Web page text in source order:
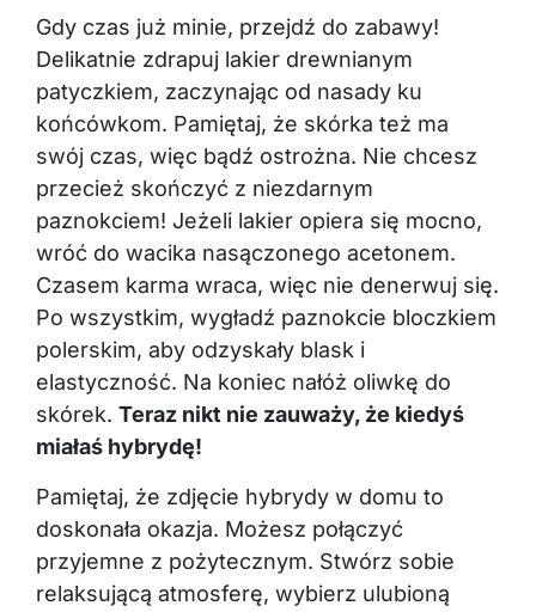
Gdy czas już minie, przejdź do zabawy!
Delikatnie zdrapuj lakier drewnianym
patyczkiem, zaczynając od nasady ku
końcówkom. Pamiętaj, że skórka też ma
swój czas, więc bądź ostrożna. Nie chcesz
przecież skończyć z niezdarnym
paznokciem! Jeżeli lakier opiera się mocno,
wróć do wacika nasączonego acetonem.
Czasem karma wraca, więc nie denerwuj się.
Po wszystkim, wygładź paznokcie bloczkiem
polerskim, aby odzyskały blask i
elastyczność. Na koniec nałóż oliwkę do
skórek. Teraz nikt nie zauważy, że kiedyś
miałaś hybrydę!
Pamiętaj, że zdjęcie hybrydy w domu to
doskonała okazja. Możesz połączyć
przyjemne z pożytecznym. Stwórz sobie
relaksującą atmosferę, wybierz ulubioną